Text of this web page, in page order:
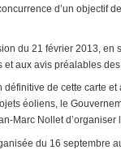
d’un objectif
du 21 février 2013, en
aux avis préalables
définitive de cette carte
éoliens, le
Marc Nollet d’organiser
du 16 septembre